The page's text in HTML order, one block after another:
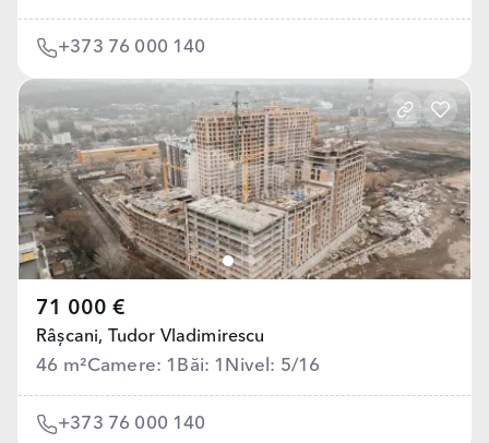
+373 76 000 140
71 000 €
Râșcani, Tudor Vladimirescu
46 m²Camere: 1 Băi: 1 Nivel: 5/16
+373 76 000 140